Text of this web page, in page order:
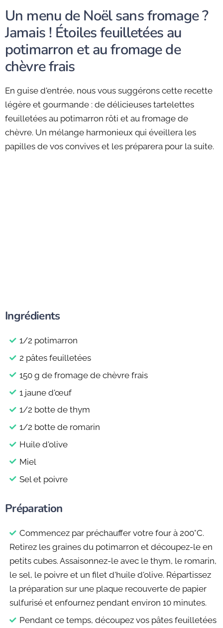
Un menu de Noël sans fromage ?
Jamais ! Étoiles feuilletées au
potimarron et au fromage de
chèvre frais
En guise d'entrée, nous vous suggérons cette recette
légère et gourmande : de délicieuses tartelettes
feuilletées au potimarron rôti et au fromage de
chèvre. Un mélange harmonieux qui éveillera les
papilles de vos convives et les préparera pour la suite.
Ingrédients
1/2 potimarron
2 pâtes feuilletées
150 g de fromage de chèvre frais
1 jaune d'œuf
1/2 botte de thym
1/2 botte de romarin
Huile d'olive
Miel
Sel et poivre
Préparation
Commencez par préchauffer votre four à 200°C.
Retirez les graines du potimarron et découpez-le en
petits cubes. Assaisonnez-le avec le thym, le romarin,
le sel, le poivre et un filet d'huile d'olive. Répartissez
la préparation sur une plaque recouverte de papier
sulfurisé et enfournez pendant environ 10 minutes.
Pendant ce temps, découpez vos pâtes feuilletées